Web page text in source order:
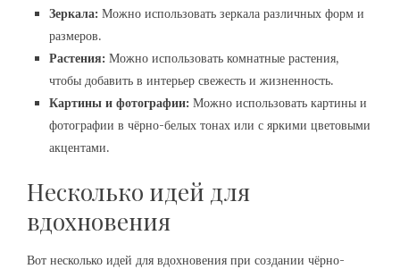
Зеркала: Можно использовать зеркала различных форм и
размеров.
Растения: Можно использовать комнатные растения,
чтобы добавить в интерьер свежесть и жизненность.
Картины и фотографии: Можно использовать картины и
фотографии в чёрно-белых тонах или с яркими цветовыми
акцентами.
Несколько идей для
вдохновения
Вот несколько идей для вдохновения при создании чёрно-